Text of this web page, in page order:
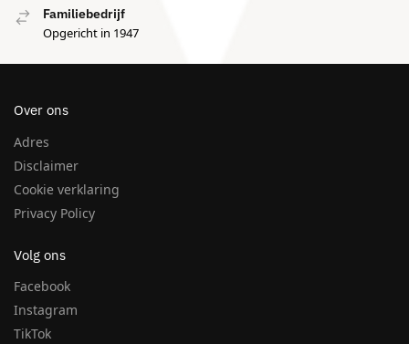
Familiebedrijf
Opgericht in 1947
Over ons
Adres
Disclaimer
Cookie verklaring
Privacy Policy
Volg ons
Facebook
Instagram
TikTok